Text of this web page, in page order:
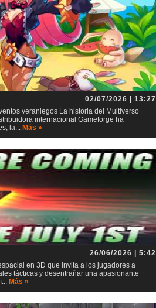
02/07/2026 | 13:27
veraniegos La historia del Multiverso
internacional Gameforge ha
la... Más »
26/06/2026 | 5:42
en 3D que invita a los jugadores a
tácticas y desentrañar una apasionante
Más »